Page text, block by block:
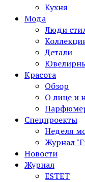
Кухня
Мода
Люди
Детали
Красота
Обзор
О лице и
Спецпроекты
Неделя
Журнал
Новости
Журнал
ESTET